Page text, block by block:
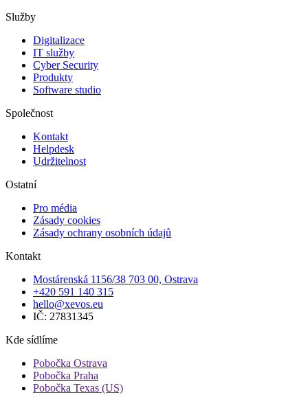
Služby
Digitalizace
IT služby
Cyber Security
Produkty
Software studio
Společnost
Kontakt
Helpdesk
Udržitelnost
Ostatní
Pro média
Zásady cookies
Zásady ochrany osobních údajů
Kontakt
Mostárenská 1156/38 703 00, Ostrava
+420 591 140 315
hello@xevos.eu
IČ: 27831345
Kde sídlíme
Pobočka Ostrava
Pobočka Praha
Pobočka Texas (US)